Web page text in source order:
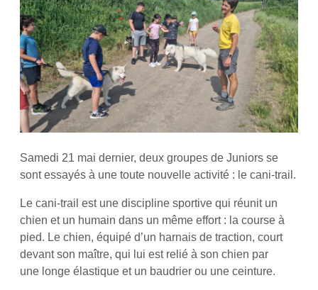
Samedi 21 mai dernier, deux groupes de Juniors se
sont essayés à une toute nouvelle activité : le cani-trail.
Le cani-trail est une discipline sportive qui réunit un
chien et un humain dans un même effort : la course à
pied. Le chien, équipé d’un harnais de traction, court
devant son maître, qui lui est relié à son chien par
une longe élastique et un baudrier ou une ceinture.